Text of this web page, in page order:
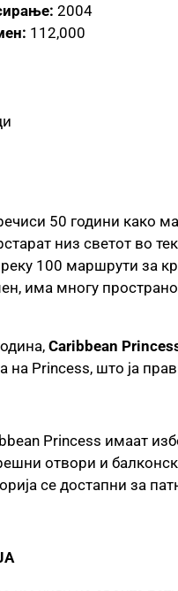
2004
112,000
50 години како
низ светот во
100 маршрути за
има многу
Caribbean
на Princess, што ја
Princess имаат
отвори и
се достапни за